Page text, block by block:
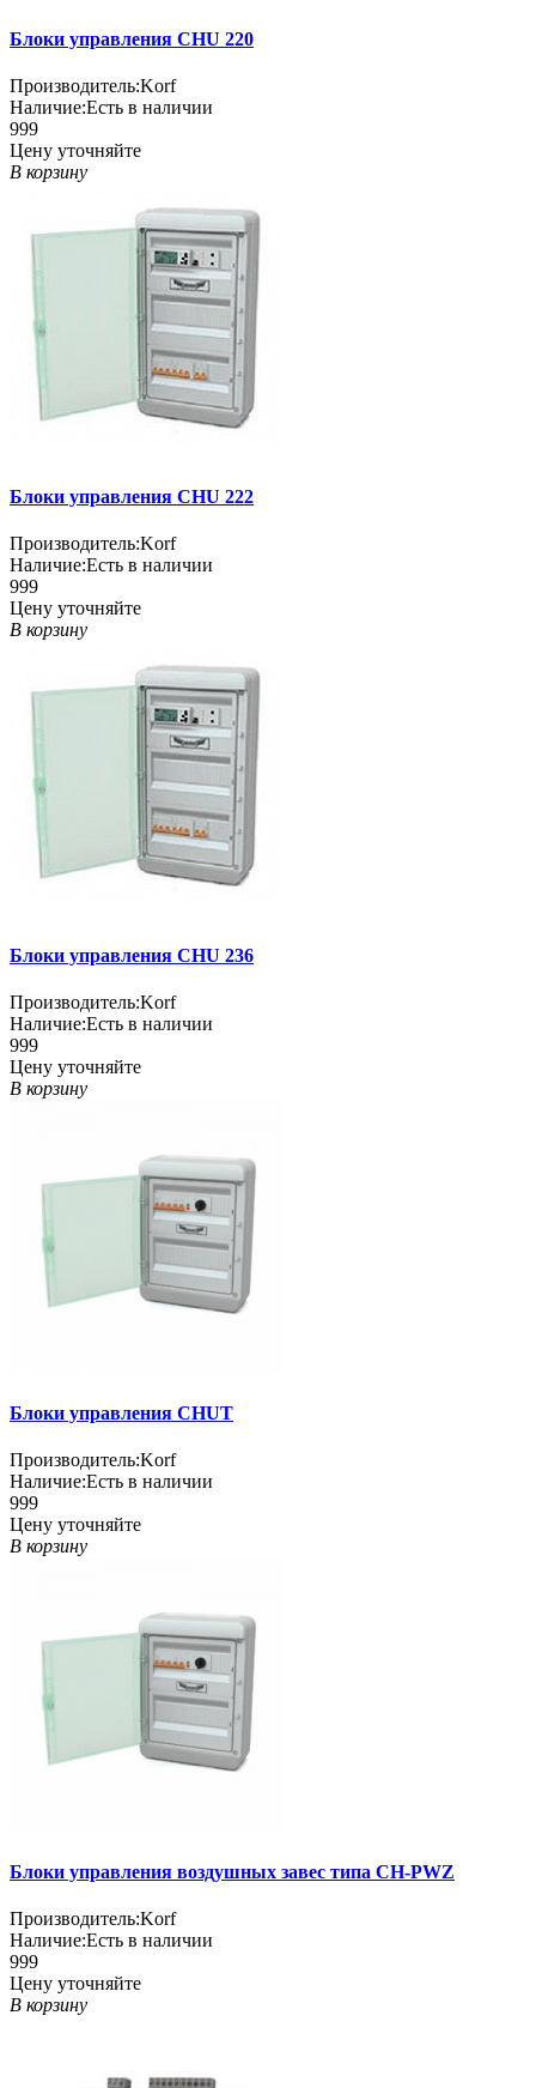
Блоки управления CHU 220
Производитель:Korf
Наличие:Есть в наличии
999
Цену уточняйте
В корзину
Блоки управления CHU 222
Производитель:Korf
Наличие:Есть в наличии
999
Цену уточняйте
В корзину
Блоки управления CHU 236
Производитель:Korf
Наличие:Есть в наличии
999
Цену уточняйте
В корзину
Блоки управления CHUT
Производитель:Korf
Наличие:Есть в наличии
999
Цену уточняйте
В корзину
Блоки управления воздушных завес типа CH-PWZ
Производитель:Korf
Наличие:Есть в наличии
999
Цену уточняйте
В корзину